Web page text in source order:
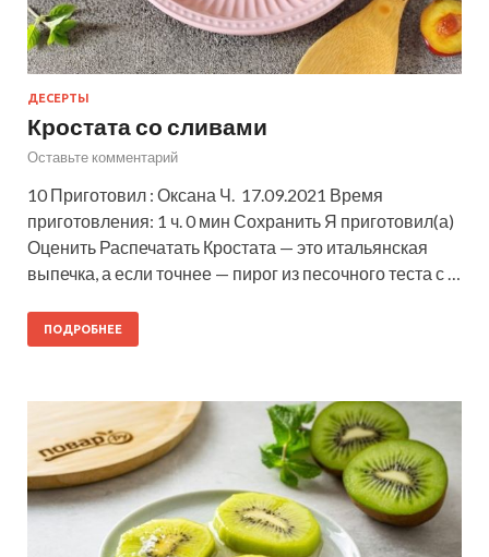
ДЕСЕРТЫ
Кростата со сливами
Оставьте комментарий
10 Приготовил : Оксана Ч. 17.09.2021 Время
приготовления: 1 ч. 0 мин Сохранить Я приготовил(а)
Оценить Распечатать Кростата — это итальянская
выпечка, а если точнее — пирог из песочного теста с …
ПОДРОБНЕЕ